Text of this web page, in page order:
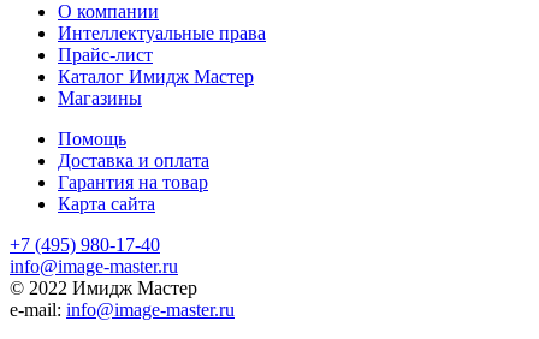
О компании
Интеллектуальные права
Прайс-лист
Каталог Имидж Мастер
Магазины
Помощь
Доставка и оплата
Гарантия на товар
Карта сайта
+7 (495) 980-17-40
info@image-master.ru
© 2022 Имидж Мастер
e-mail: info@image-master.ru